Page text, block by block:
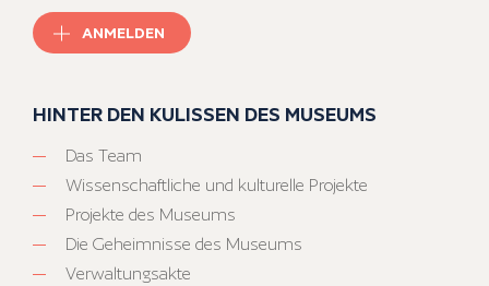
ANMELDEN
HINTER DEN KULISSEN DES MUSEUMS
Das Team
Wissenschaftliche und kulturelle Projekte
Projekte des Museums
Die Geheimnisse des Museums
Verwaltungsakte